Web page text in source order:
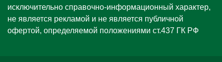
исключительно справочно-информационный характер,
не является рекламой и не является публичной
офертой, определяемой положениями ст.437 ГК РФ